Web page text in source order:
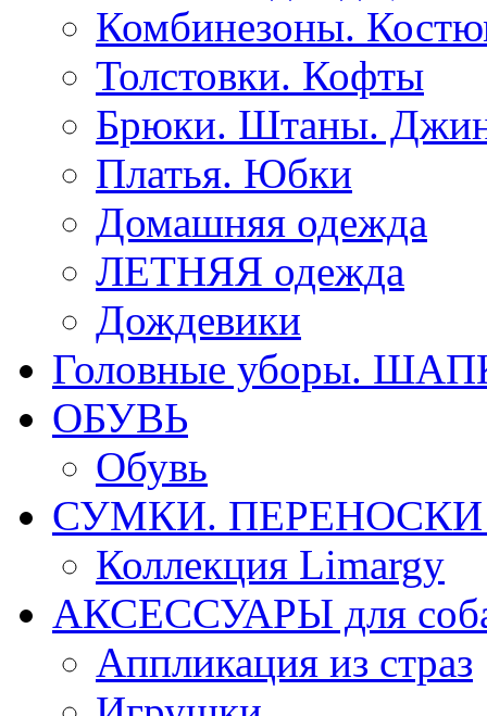
Комбинезоны.
Толстовки. Кофты
Брюки. Штаны.
Платья. Юбки
Домашняя одежда
ЛЕТНЯЯ одежда
Дождевики
Головные уборы.
ОБУВЬ
Обувь
СУМКИ. ПЕРЕНОСКИ
Коллекция Limargy
АКСЕССУАРЫ для
Аппликация из страз